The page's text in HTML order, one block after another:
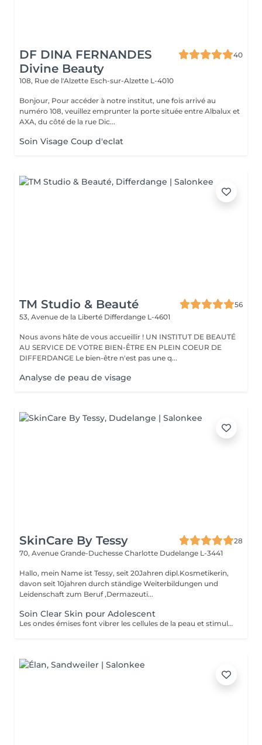
DF DINA FERNANDES
Divine Beauty
40
108, Rue de l'Alzette Esch-sur-Alzette L-4010
Bonjour, Pour accéder à notre institut, une fois arrivé au
numéro 108, veuillez emprunter la porte située entre Albalux et
AXA, du côté de la rue Dic...
Soin Visage Coup d'eclat
TM Studio & Beauté
56
53, Avenue de la Liberté Differdange L-4601
Nous avons hâte de vous accueillir ! UN INSTITUT DE BEAUTÉ
AU SERVICE DE VOTRE BIEN-ÊTRE EN PLEIN COEUR DE
DIFFERDANGE Le bien-être n'est pas une q...
Analyse de peau de visage
SkinCare By Tessy
28
70, Avenue Grande-Duchesse Charlotte Dudelange L-3441
Hallo, mein Name ist Tessy, seit 20Jahren dipl.Kosmetikerin,
davon seit 10jahren durch ständige Weiterbildungen und
Leidenschaft zum Beruf ,Dermazeuti...
Soin Clear Skin pour Adolescent
Les ondes émises font vibrer les cellules de la peau et stimulent ainsi les processus de rajeunissement, de régénération et de réparation de la peau. - Traitement adapté à chaque besoin de la peau - Ultrasons continus et pulsés - Traitement combiné par lumière LED - Micro-massage de la peau - Décongestionnant - Amélioration de l'absorption des principes actifs - Amélioration ciblée de l'aspect de la peau. - Réduction des rides et ridules - Renforcement des tissus - Réduction des signes du vieillissement chronologique de la peau